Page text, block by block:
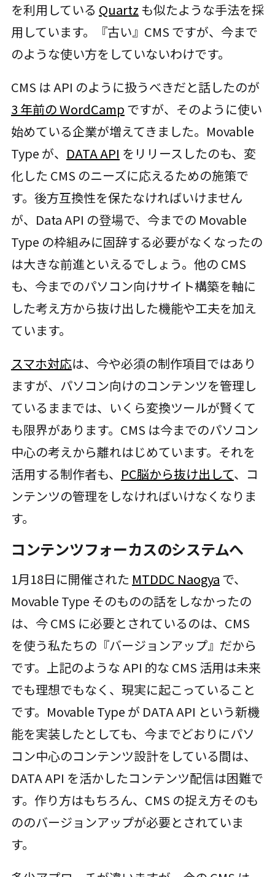
を利用している Quartz も似たような手法を採
用しています。『古い』CMS ですが、今まで
のような使い方をしていないわけです。
CMS は API のように扱うべきだと話したのが
3 年前の WordCamp ですが、そのように使い
始めている企業が増えてきました。Movable
Type が、 DATA API をリリースしたのも、変
化した CMS のニーズに応えるための施策で
す。後方互換性を保たなければいけません
が、Data API の登場で、今までの Movable
Type の枠組みに固辞する必要がなくなったの
は大きな前進といえるでしょう。他の CMS
も、今までのパソコン向けサイト構築を軸に
した考え方から抜け出した機能や工夫を加え
ています。
スマホ対応は、今や必須の制作項目ではあり
ますが、パソコン向けのコンテンツを管理し
ているままでは、いくら変換ツールが賢くて
も限界があります。CMS は今までのパソコン
中心の考えから離れはじめています。それを
活用する制作者も、 PC脳から抜け出して、コ
ンテンツの管理をしなければいけなくなりま
す。
コンテンツフォーカスのシステムへ
1月18日に開催された MTDDC Naogya で、
Movable Type そのものの話をしなかったの
は、今 CMS に必要とされているのは、CMS
を使う私たちの『バージョンアップ』だから
です。上記のような API 的な CMS 活用は未来
でも理想でもなく、現実に起こっていること
です。Movable Type が DATA API という新機
能を実装したとしても、今までどおりにパソ
コン中心のコンテンツ設計をしている間は、
DATA API を活かしたコンテンツ配信は困難で
す。作り方はもちろん、CMS の捉え方そのも
ののバージョンアップが必要とされていま
す。